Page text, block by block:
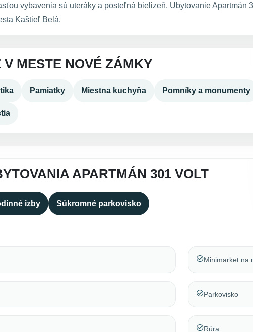
vybavenia sú uteráky a posteľná bielizeň. Ubytovanie Apartmán
Kaštieľ Belá.
MESTE NOVÉ ZÁMKY
Pamiatky Miestna kuchyňa Pomníky a monumenty
APARTMÁN 301 VOLT
izby Súkromné parkovisko
Minimarket na
Parkovisko
Rúra